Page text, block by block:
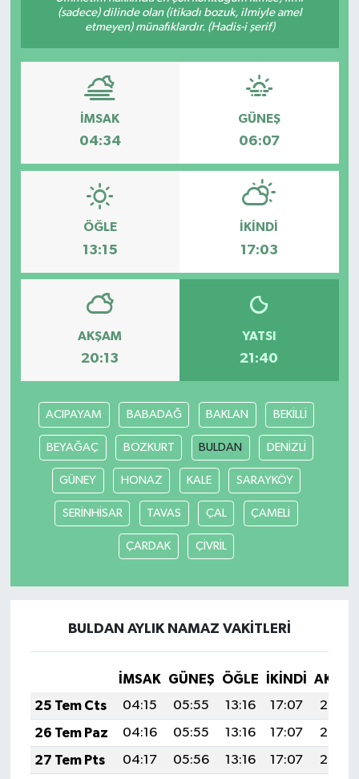
(sadece) dilinde olan (itikadı bozuk, ilmiyle amel
etmeyen) münafıklardır. (Hadis-i şerif)
İMSAK
04:34
GÜNEŞ
06:07
ÖĞLE
13:15
İKINDI
17:03
AKŞAM
20:13
YATSI
21:40
ACIPAYAM BABADAĞ BAKLAN BEKİLLİ
BEYAĞAÇ BOZKURT BULDAN DENİZLİ
GÜNEY HONAZ KALE SARAYKÖY
SERİNHİSAR TAVAS ÇAL ÇAMELİ
ÇARDAK ÇİVRİL
BULDAN AYLIK NAMAZ VAKITLERI
İMSAK GÜNEŞ ÖĞLE İKINDI
25 Tem Cts
04:15 05:55 13:16 17:07
20:28
26 Tem Paz
04:16 05:55 13:16 17:07
20:27
27 Tem Pts
04:17 05:56 13:16 17:07
20:26